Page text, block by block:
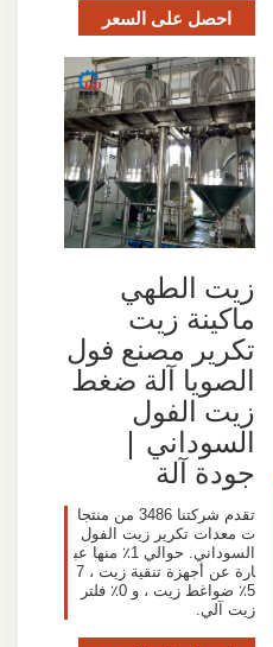
احصل على السعر
زيت الطهي
ماكينة زيت
تكرير مصنع فول
الصويا آلة ضغط
زيت الفول
السوداني |
جودة آلة
تقدم شركتنا 3486 من منتجا
ت معدات تكرير زيت الفول
السوداني. حوالي 1٪ منها عب
ارة عن أجهزة تنقية زيت ، 7
5٪ ضواغط زيت ، و 0٪ فلتر
زيت آلي.